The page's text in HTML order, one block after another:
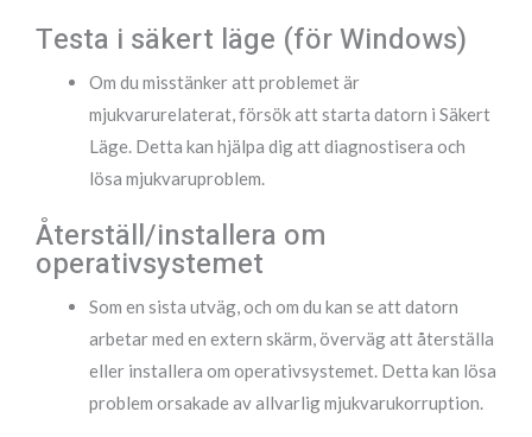
Testa i säkert läge (för Windows)
Om du misstänker att problemet är
mjukvarurelaterat, försök att starta datorn i Säkert
Läge. Detta kan hjälpa dig att diagnostisera och
lösa mjukvaruproblem.
Återställ/installera om
operativsystemet
Som en sista utväg, och om du kan se att datorn
arbetar med en extern skärm, överväg att återställa
eller installera om operativsystemet. Detta kan lösa
problem orsakade av allvarlig mjukvarukorruption.